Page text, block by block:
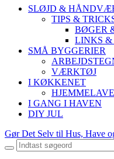
SLØJD &
TIPS &
BØGER
LINKS &
SMÅ BYGGERIER
VÆRKTØJ
I KØKKENET
I GANG I HAVEN
DIY JUL
Gør Det Selv til Hus, Have